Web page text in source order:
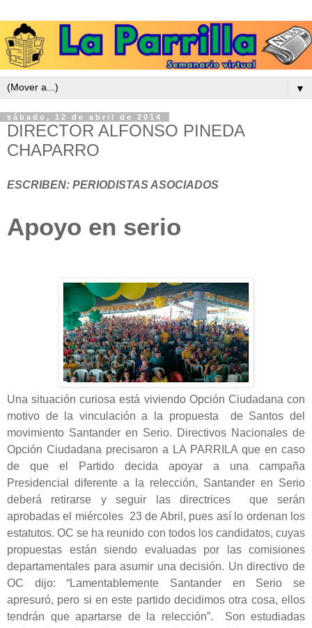
▼
sábado, 12 de abril de 2014
DIRECTOR ALFONSO PINEDA
CHAPARRO
ESCRIBEN: PERIODISTAS ASOCIADOS
Apoyo en serio
Una situación curiosa está viviendo Opción Ciudadana con
motivo de la vinculación a la propuesta de Santos del
movimiento Santander en Serio. Directivos Nacionales de
Opción Ciudadana precisaron a LA PARRILA que en caso
de que el Partido decida apoyar a una campaña
Presidencial diferente a la relección, Santander en Serio
deberá retirarse y seguir las directrices que serán
aprobadas el miércoles 23 de Abril, pues así lo ordenan los
estatutos. OC se ha reunido con todos los candidatos, cuyas
propuestas están siendo evaluadas por las comisiones
departamentales para asumir una decisión. Un directivo de
OC dijo: “Lamentablemente Santander en Serio se
apresuró, pero si en este partido decidimos otra cosa, ellos
tendrán que apartarse de la relección”. Son estudiadas